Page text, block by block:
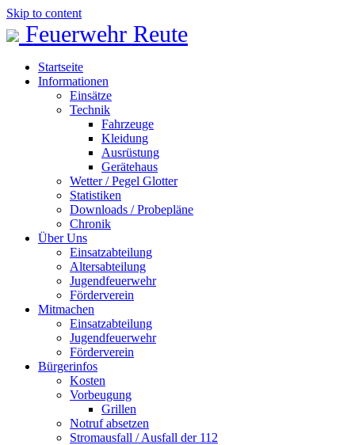
Skip to content
Feuerwehr Reute
Startseite
Informationen
Einsätze
Technik
Fahrzeuge
Kleidung
Ausrüstung
Gerätehaus
Wetter / Pegel Glotter
Statistiken
Downloads / Probepläne
Chronik
Über Uns
Einsatzabteilung
Altersabteilung
Jugendfeuerwehr
Förderverein
Mitmachen
Einsatzabteilung
Jugendfeuerwehr
Förderverein
Bürgerinfos
Kosten
Vorbeugung
Grillen
Notruf absetzen
Stromausfall / Ausfall der 112